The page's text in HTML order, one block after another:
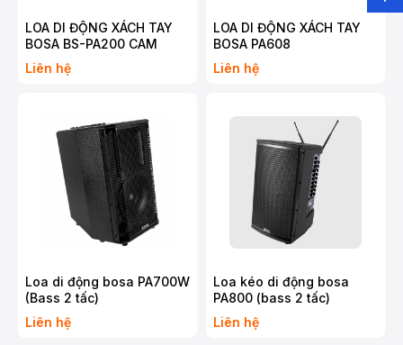
LOA DI ĐỘNG XÁCH TAY
BOSA BS-PA200 CAM
Liên hệ
LOA DI ĐỘNG XÁCH TAY
BOSA PA608
Liên hệ
Loa di động bosa PA700W
(Bass 2 tấc)
Liên hệ
Loa kéo di động bosa
PA800 (bass 2 tấc)
Liên hệ